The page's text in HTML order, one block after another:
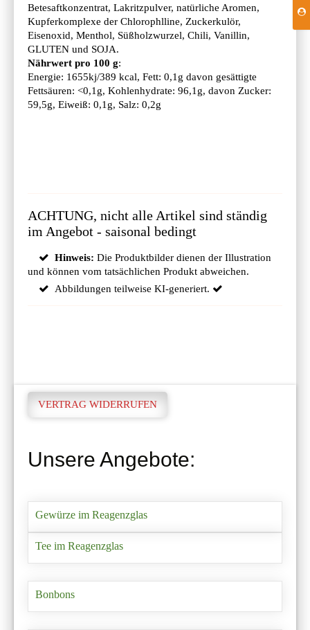
Betesaftkonzentrat, Lakritzpulver, natürliche Aromen,
Kupferkomplexe der Chlorophlline, Zuckerkulör,
Eisenoxid, Menthol, Süßholzwurzel, Chili, Vanillin,
GLUTEN und SOJA.
Nährwert pro 100 g:
Energie: 1655kj/389 kcal, Fett: 0,1g davon gesättigte
Fettsäuren: <0,1g, Kohlenhydrate: 96,1g, davon Zucker:
59,5g, Eiweiß: 0,1g, Salz: 0,2g
ACHTUNG, nicht alle Artikel sind ständig
im Angebot - saisonal bedingt
Hinweis: Die Produktbilder dienen der Illustration
und können vom tatsächlichen Produkt abweichen.
Abbildungen teilweise KI-generiert.
VERTRAG WIDERRUFEN
Unsere Angebote:
Gewürze im Reagenzglas
Tee im Reagenzglas
Bonbons